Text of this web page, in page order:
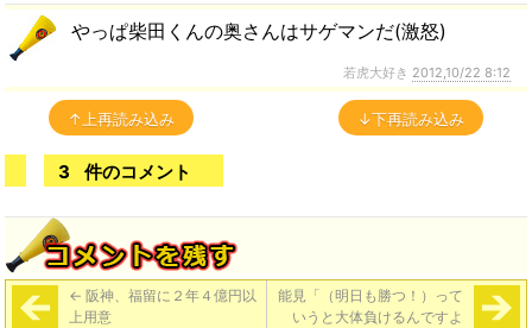
やっぱ柴田くんの奥さんはサゲマンだ(激怒)
若虎大好き 2012,10/22 8:12
↑上再読み込み ↓下再読み込み
3 件のコメント
← 阪神、福留に２年４億円以
上用意
能見「（明日も勝つ！）って
いうと大体負けるんですよ